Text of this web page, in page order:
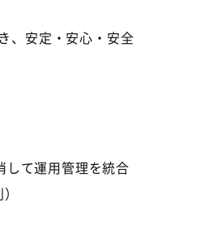
、安定・安心・安全
して運用管理を統合